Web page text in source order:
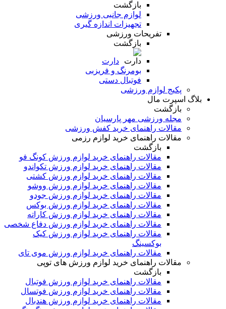
بازگشت
لوازم جانبی ورزشی
تجهیزات اندازه گیری
تفریحات ورزشی
بازگشت
دارت
بومرنگ و فریزبی
فوتبال دستی
پکیج لوازم ورزشی
بلاگ اسپرت مال
بازگشت
مجله ورزشی مهر پارسیان
مقالات راهنمای خرید کفش ورزشی
مقالات راهنمای خرید لوازم رزمی
بازگشت
مقالات راهنمای خرید لوازم ورزش کونگ فو
مقالات راهنمای خرید لوازم ورزش تکواندو
مقالات راهنمای خرید لوازم ورزش کشتی
مقالات راهنمای خرید لوازم ورزش ووشو
مقالات راهنمای خرید لوازم ورزش جودو
مقالات راهنمای خرید لوازم ورزش بوکس
مقالات راهنمای خرید لوازم ورزش کاراته
مقالات راهنمای خرید لوازم ورزش دفاع شخصی
مقالات راهنمای خرید لوازم ورزش کیک
بوکسینگ
مقالات راهنمای خرید لوازم ورزش موی تای
مقالات راهنمای خرید لوازم ورزش های توپی
بازگشت
مقالات راهنمای خرید لوازم ورزش فوتبال
مقالات راهنمای خرید لوازم ورزش فوتسال
مقالات راهنمای خرید لوازم ورزش هندبال